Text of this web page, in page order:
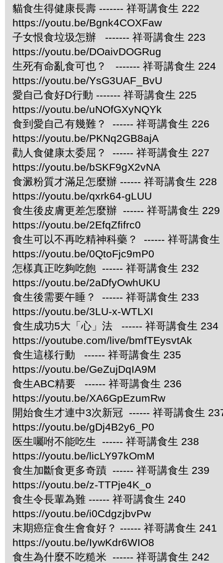
貓食生得健康長壽 ------- 祥哥講食生 222
https://youtu.be/Bgnk4COXFaw
子女恨食垃圾怎辦 ------- 祥哥講食生 223
https://youtu.be/DOaivDOGRug
生死有命亂食可也？ ------- 祥哥講食生 224
https://youtu.be/YsG3UAF_BvU
愛自己食好D行動 ------- 祥哥講食生 225
https://youtu.be/uNOfGXyNQYk
食到愛自己有幾難？ ------ 祥哥講食生 226
https://youtu.be/PKNq2GB8ajA
勸人食健康太委屈？ ------ 祥哥講食生 227
https://youtu.be/bSKF9gX2vNA
食澱粉質才滿足怎麼辦 ------ 祥哥講食生 228
https://youtu.be/qxrk64-gLUU
食生後皮膚更差怎麼辦 ------ 祥哥講食生 229
https://youtu.be/2EfqZfifrc0
食生可以不再吃精神科藥？ ------ 祥哥講食生
https://youtu.be/0QtoFjc9mP0
怎樣真正吃夠吃飽 ------ 祥哥講食生 232
https://youtu.be/2aDfyOwhUKU
食生後需要午睡？ ------ 祥哥講食生 233
https://youtu.be/3LU-x-WTLXI
食生成功5大「心」法 ------ 祥哥講食生 234
https://youtube.com/live/bmfTEysvtAk
食生這樣行動 ------ 祥哥講食生 235
https://youtu.be/GeZujDqIA9M
食生ABC精要 ------ 祥哥講食生 236
https://youtu.be/XA6GpEzumRw
開始食生才連中3次新冠 ------ 祥哥講食生
https://youtu.be/gDj4B2y6_P0
医生囑咐不能吃生 ------ 祥哥講食生 238
https://youtu.be/licLY97kOmM
食生加斷食更多奇蹟 ------ 祥哥講食生 239
https://youtu.be/z-TTPje4K_o
食生令長輩為難 ------ 祥哥講食生 240
https://youtu.be/i0CdgzjbvPw
末期癌症食生會食好？ ------ 祥哥講食生 241
https://youtu.be/IywKdr6WIO8
食生為什麼不吃糙米 ------ 祥哥講食生 242